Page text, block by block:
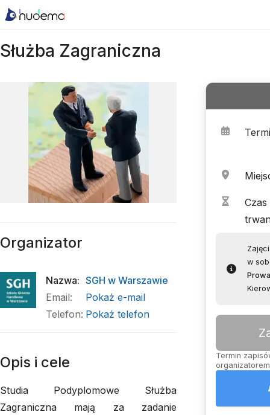
Służba Zagraniczna
Czas
w
Termin
Organizator
Nazwa: SGH w Warszawie
Email:
Pokaż e-mail
Telefon: Pokaż telefon
Opis i cele
Studia Podyplomowe Służba
Zagraniczna mają za zadanie